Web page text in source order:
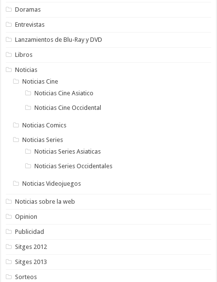
Doramas
Entrevistas
Lanzamientos de Blu-Ray y DVD
Libros
Noticias
Noticias Cine
Noticias Cine Asiatico
Noticias Cine Occidental
Noticias Comics
Noticias Series
Noticias Series Asiaticas
Noticias Series Occidentales
Noticias Videojuegos
Noticias sobre la web
Opinion
Publicidad
Sitges 2012
Sitges 2013
Sorteos